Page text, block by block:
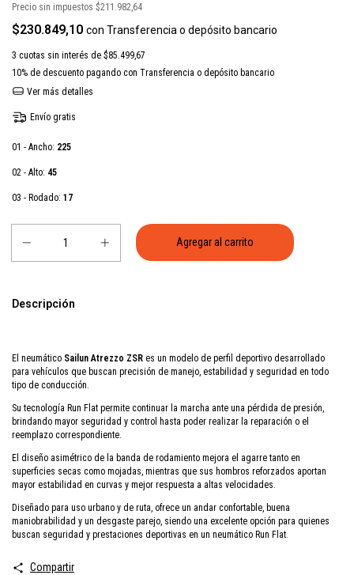
Precio sin impuestos $211.982,64
$230.849,10 con Transferencia o depósito bancario
3 cuotas sin interés de $85.499,67
10% de descuento pagando con Transferencia o depósito bancario
Ver más detalles
Envío gratis
01 - Ancho: 225
02 - Alto: 45
03 - Rodado: 17
Descripción
El neumático Sailun Atrezzo ZSR es un modelo de perfil deportivo desarrollado
para vehículos que buscan precisión de manejo, estabilidad y seguridad en todo
tipo de conducción.
Su tecnología Run Flat permite continuar la marcha ante una pérdida de presión,
brindando mayor seguridad y control hasta poder realizar la reparación o el
reemplazo correspondiente.
El diseño asimétrico de la banda de rodamiento mejora el agarre tanto en
superficies secas como mojadas, mientras que sus hombros reforzados aportan
mayor estabilidad en curvas y mejor respuesta a altas velocidades.
Diseñado para uso urbano y de ruta, ofrece un andar confortable, buena
maniobrabilidad y un desgaste parejo, siendo una excelente opción para quienes
buscan seguridad y prestaciones deportivas en un neumático Run Flat.
Compartir